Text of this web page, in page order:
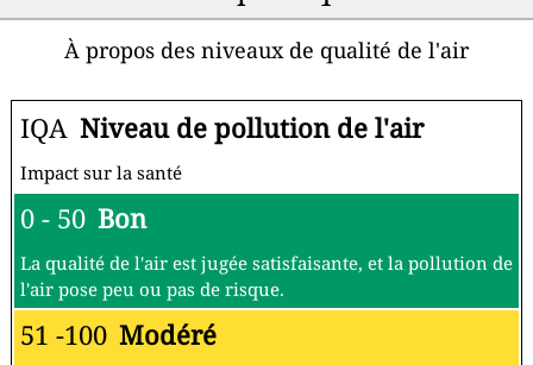
À propos des niveaux de qualité de l'air
IQA Niveau de pollution de l'air
Impact sur la santé
0 - 50 Bon
La qualité de l'air est jugée satisfaisante, et la pollution de
l'air pose peu ou pas de risque.
51 -100 Modéré